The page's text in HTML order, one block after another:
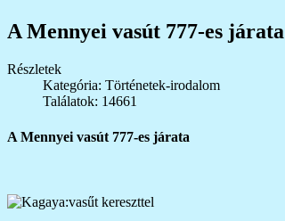
A Mennyei vasút 777-es járata
Részletek
Kategória: Történetek-irodalom
Találatok: 14661
A Mennyei vasút 777-es járata